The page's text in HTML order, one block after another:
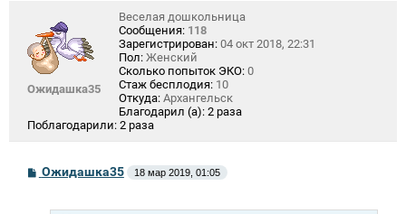
Ожидашка35
Веселая дошкольница
Сообщения: 118
Зарегистрирован: 04 окт 2018, 22:31
Пол: Женский
Сколько попыток ЭКО: 0
Стаж бесплодия: 10
Откуда: Архангельск
Благодарил (а): 2 раза
Поблагодарили: 2 раза
СОжидашка35 18 мар 2019, 01:05